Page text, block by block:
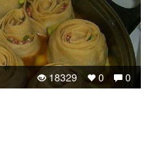
0
0
18329